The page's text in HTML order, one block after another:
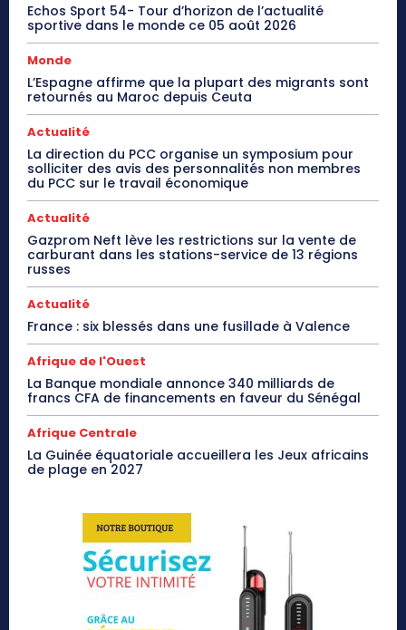
Echos Sport 54- Tour d’horizon de l’actualité
sportive dans le monde ce 05 août 2026
Monde
L’Espagne affirme que la plupart des migrants sont
retournés au Maroc depuis Ceuta
Actualité
La direction du PCC organise un symposium pour
solliciter des avis des personnalités non membres
du PCC sur le travail économique
Actualité
Gazprom Neft lève les restrictions sur la vente de
carburant dans les stations-service de 13 régions
russes
Actualité
France : six blessés dans une fusillade à Valence
Afrique de l'Ouest
La Banque mondiale annonce 340 milliards de
francs CFA de financements en faveur du Sénégal
Afrique Centrale
La Guinée équatoriale accueillera les Jeux africains
de plage en 2027